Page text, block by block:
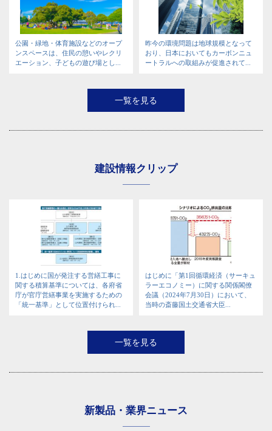
公園・緑地・体育施設などのオープ
ンスペースは、住民の憩いやレクリ
エーション、子どもの遊び場とし...
昨今の環境問題は地球規模となって
おり、日本においてもカーボンニュ
ートラルへの取組みが促進されて...
一覧を見る
建設情報クリップ
1.はじめに国が発注する営繕工事に
関する積算基準については、各府省
庁が官庁営繕事業を実施するための
「統一基準」として位置付けられ...
はじめに「第1回循環経済（サーキュ
ラーエコノミー）に関する関係閣僚
会議（2024年7月30日）において、
当時の斎藤国土交通省大臣...
一覧を見る
新製品・業界ニュース